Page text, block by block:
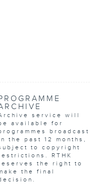
service will
available for
broadcast
the past 12 months,
to copyright
RTHK
the right to
the final